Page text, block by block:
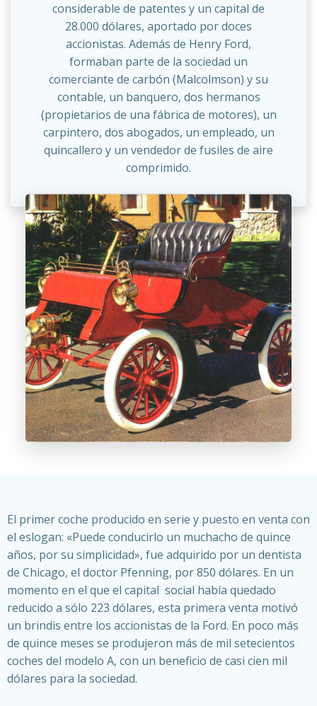
considerable de patentes y un capital de
28.000 dólares, aportado por doces
accionistas. Además de Henry Ford,
formaban parte de la sociedad un
comerciante de carbón (Malcolmson) y su
contable, un banquero, dos hermanos
(propietarios de una fábrica de motores), un
carpintero, dos abogados, un empleado, un
quincallero y un vendedor de fusiles de aire
comprimido.
El primer coche producido en serie y puesto en venta con
el eslogan: «Puede conducirlo un muchacho de quince
años, por su simplicidad», fue adquirido por un dentista
de Chicago, el doctor Pfenning, por 850 dólares. En un
momento en el que el capital social había quedado
reducido a sólo 223 dólares, esta primera venta motivó
un brindis entre los accionistas de la Ford. En poco más
de quince meses se produjeron más de mil setecientos
coches del modelo A, con un beneficio de casi cien mil
dólares para la sociedad.